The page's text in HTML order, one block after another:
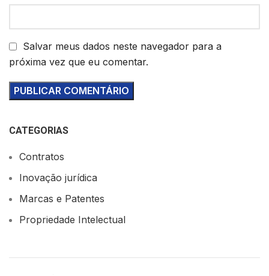
Salvar meus dados neste navegador para a
próxima vez que eu comentar.
CATEGORIAS
Contratos
Inovação jurídica
Marcas e Patentes
Propriedade Intelectual